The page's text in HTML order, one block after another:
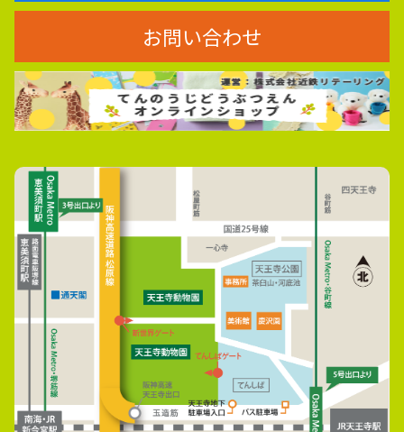
お問い合わせ